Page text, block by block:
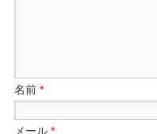
名前*
メール*